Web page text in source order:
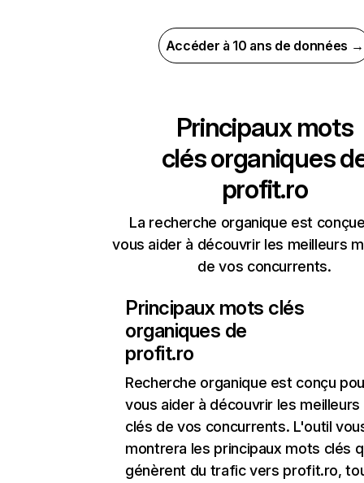
Accéder à 10 ans de données →
Principaux mots
clés organiques
profit.ro
La recherche organique est
vous aider à découvrir les meilleurs
de vos concurrents.
Principaux mots clés
organiques de
profit.ro
Recherche organique est conçu
vous aider à découvrir les
clés de vos concurrents. L'outil
montrera les principaux mots clés
génèrent du trafic vers profit.ro,